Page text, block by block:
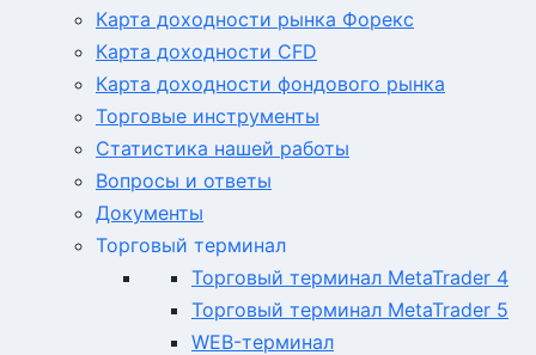
Карта доходности рынка Форекс
Карта доходности CFD
Карта доходности фондового рынка
Торговые инструменты
Статистика нашей работы
Вопросы и ответы
Документы
Торговый терминал
Торговый терминал MetaTrader 4
Торговый терминал MetaTrader 5
WEB-терминал